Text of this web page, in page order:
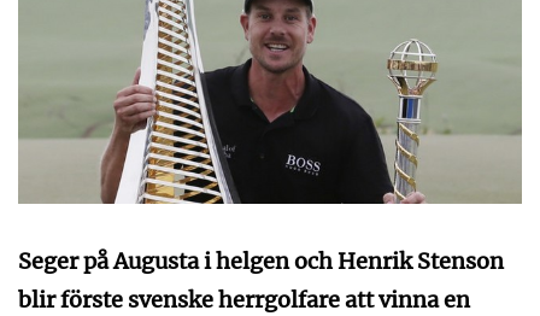
Seger på Augusta i helgen och Henrik Stenson
blir förste svenske herrgolfare att vinna en